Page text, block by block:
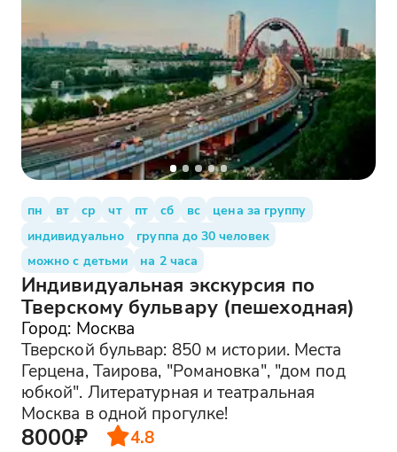
пн вт ср чт пт сб вс
цена за группу
индивидуально
группа до 30 человек
можно с детьми
на 2 часа
Индивидуальная экскурсия по
Тверскому бульвару (пешеходная)
Город: Москва
Тверской бульвар: 850 м истории. Места
Герцена, Таирова, "Романовка", "дом под
юбкой". Литературная и театральная
Москва в одной прогулке!
8000₽ 4.8